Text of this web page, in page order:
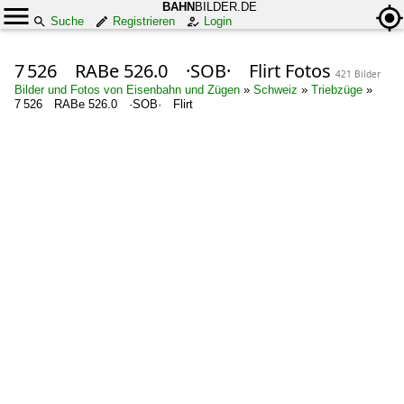
BAHN BILDER.DE
Suche
Registrieren Login
7 526 RABe 526.0 ·SOB· Flirt Fotos 421 Bilder
Bilder und Fotos von Eisenbahn und Zügen » Schweiz » Triebzüge »
7 526 RABe 526.0 ·SOB· Flirt